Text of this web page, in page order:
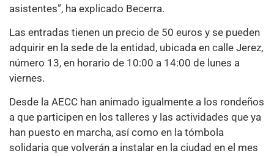
asistentes”, ha explicado Becerra.
Las entradas tienen un precio de 50 euros y se pueden
adquirir en la sede de la entidad, ubicada en calle Jerez,
número 13, en horario de 10:00 a 14:00 de lunes a
viernes.
Desde la AECC han animado igualmente a los rondeños
a que participen en los talleres y las actividades que ya
han puesto en marcha, así como en la tómbola
solidaria que volverán a instalar en la ciudad en el mes